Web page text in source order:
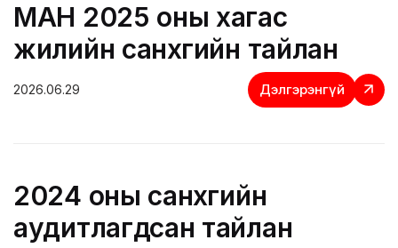
МАН 2025 оны хагас
жилийн санхүүгийн тайлан
2026.06.29 Дэлгэрэнгүй
2024 оны санхүүгийн
аудитлагдсан тайлан